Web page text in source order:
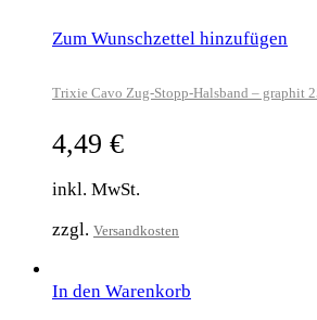
Zum Wunschzettel hinzufügen
Trixie Cavo Zug-Stopp-Halsband – graphit
4,49 €
inkl. MwSt.
zzgl. Versandkosten
In den Warenkorb